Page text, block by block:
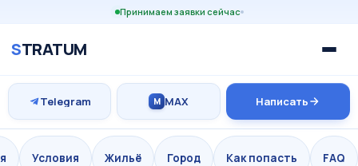
Принимаем заявки сейчас
STRATUM
Telegram M MAX Написать
Условия Жильё Город Как попасть FAQ